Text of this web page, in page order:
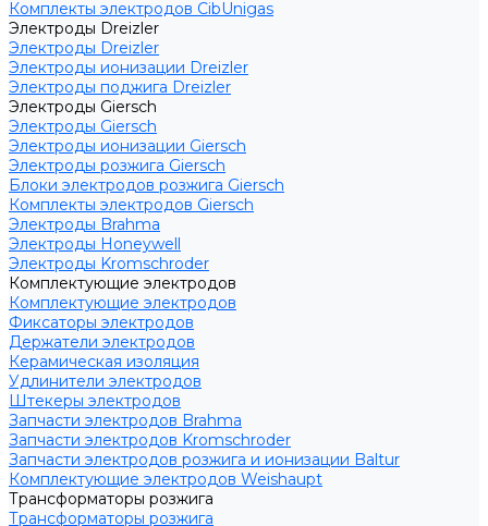
Комплекты электродов CibUnigas
Электроды Dreizler
Электроды Dreizler
Электроды ионизации Dreizler
Электроды поджига Dreizler
Электроды Giersch
Электроды Giersch
Электроды ионизации Giersch
Электроды розжига Giersch
Блоки электродов розжига Giersch
Комплекты электродов Giersch
Электроды Brahma
Электроды Honeywell
Электроды Kromschroder
Комплектующие электродов
Комплектующие электродов
Фиксаторы электродов
Держатели электродов
Керамическая изоляция
Удлинители электродов
Штекеры электродов
Запчасти электродов Brahma
Запчасти электродов Kromschroder
Запчасти электродов розжига и ионизации Baltur
Комплектующие электродов Weishaupt
Трансформаторы розжига
Трансформаторы розжига